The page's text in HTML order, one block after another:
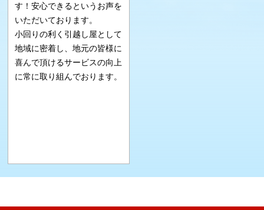
す！安心できるというお声を
いただいております。
小回りの利く引越し屋として
地域に密着し、地元の皆様に
喜んで頂けるサービスの向上
に常に取り組んでおります。